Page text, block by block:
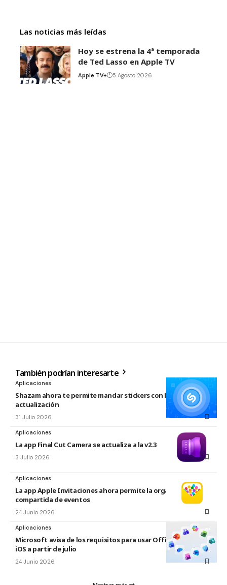
Las noticias más leídas
Hoy se estrena la 4ª temporada
de Ted Lasso en Apple TV
Apple TV+ 5 Agosto 2026
También podrían interesarte
Aplicaciones
Shazam ahora te permite mandar stickers con la nueva
actualización
31 Julio 2026
Aplicaciones
La app Final Cut Camera se actualiza a la v2.3
3 Julio 2026
Aplicaciones
La app Apple Invitaciones ahora permite la organización
compartida de eventos
24 Junio 2026
Aplicaciones
Microsoft avisa de los requisitos para usar Office en macOS y
iOS a partir de julio
24 Junio 2026